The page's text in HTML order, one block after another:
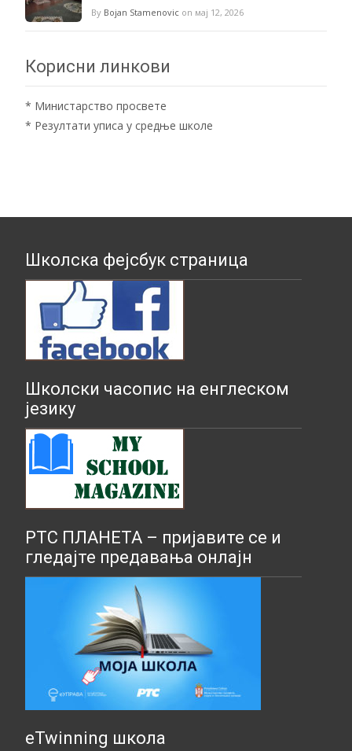
By Bojan Stamenovic on мај 12, 2026
Корисни линкови
* Министарство просвете
* Резултати уписа у средње школе
Школска фејсбук страница
Школски часопис на енглеском
језику
РТС ПЛАНЕТА – пријавите се и
гледајте предавања онлајн
eTwinning школа